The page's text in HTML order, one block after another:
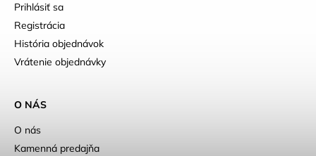
Prihlásiť sa
Registrácia
História objednávok
Vrátenie objednávky
O NÁS
O nás
Kamenná predajňa